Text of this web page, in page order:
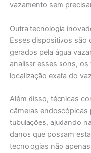
vazamento sem
Outra tecnologia
Esses dispositivos são
gerados pela água
analisar esses sons,
localização exata do
Além disso, técnicas
câmeras endoscópicas
tubulações, ajudando
danos que possam
tecnologias não